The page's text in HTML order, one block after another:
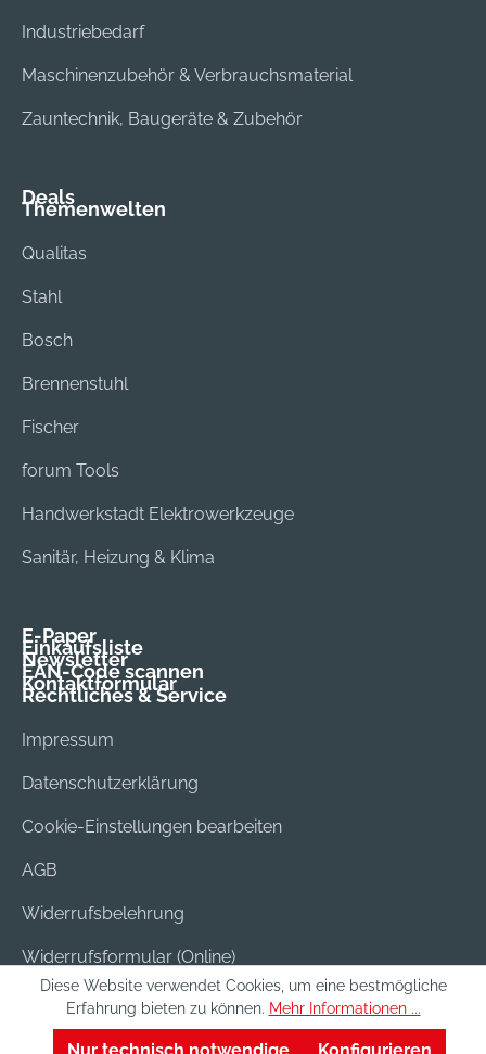
Industriebedarf
Maschinenzubehör & Verbrauchsmaterial
Zauntechnik, Baugeräte & Zubehör
Deals
Themenwelten
Qualitas
Stahl
Bosch
Brennenstuhl
Fischer
forum Tools
Handwerkstadt Elektrowerkzeuge
Sanitär, Heizung & Klima
E-Paper
Einkaufsliste
Newsletter
EAN-Code scannen
Kontaktformular
Rechtliches & Service
Impressum
Datenschutzerklärung
Cookie-Einstellungen bearbeiten
AGB
Widerrufsbelehrung
Widerrufsformular (Online)
Versand & Bezahlung
Batterieentsorgung
Diese Website verwendet Cookies, um eine bestmögliche
Erfahrung bieten zu können. Mehr Informationen ...